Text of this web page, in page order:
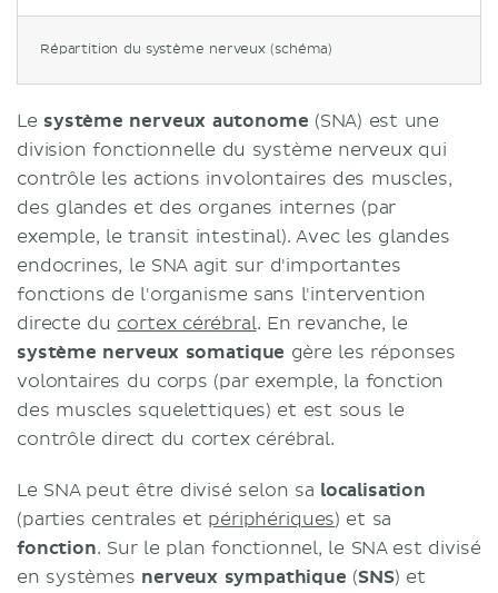
Répartition du système nerveux (schéma)
Le système nerveux autonome (SNA) est une
division fonctionnelle du système nerveux qui
contrôle les actions involontaires des muscles,
des glandes et des organes internes (par
exemple, le transit intestinal). Avec les glandes
endocrines, le SNA agit sur d'importantes
fonctions de l'organisme sans l'intervention
directe du cortex cérébral. En revanche, le
système nerveux somatique gère les réponses
volontaires du corps (par exemple, la fonction
des muscles squelettiques) et est sous le
contrôle direct du cortex cérébral.
Le SNA peut être divisé selon sa localisation
(parties centrales et périphériques) et sa
fonction. Sur le plan fonctionnel, le SNA est divisé
en systèmes nerveux sympathique (SNS) et